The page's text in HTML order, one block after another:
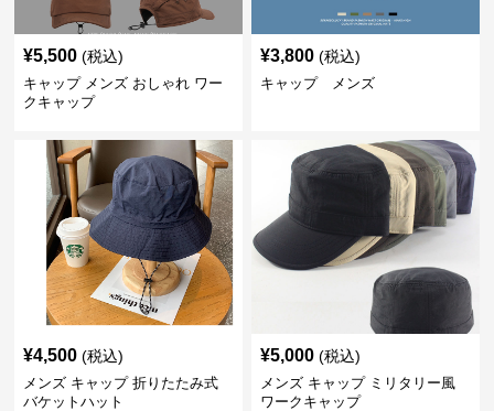
¥5,500 (税込)
キャップ メンズ おしゃれ ワー
クキャップ
¥3,800 (税込)
キャップ メンズ
¥4,500 (税込)
メンズ キャップ 折りたたみ式
バケットハット
¥5,000 (税込)
メンズ キャップ ミリタリー風
ワークキャップ